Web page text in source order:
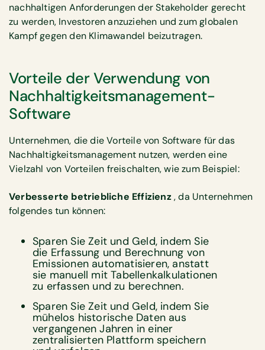
nachhaltigen Anforderungen der Stakeholder gerecht
zu werden, Investoren anzuziehen und zum globalen
Kampf gegen den Klimawandel beizutragen.
Vorteile der Verwendung von
Nachhaltigkeitsmanagement-
Software
Unternehmen, die die Vorteile von Software für das
Nachhaltigkeitsmanagement nutzen, werden eine
Vielzahl von Vorteilen freischalten, wie zum Beispiel:
Verbesserte betriebliche Effizienz, da Unternehmen
folgendes tun können:
Sparen Sie Zeit und Geld, indem Sie
die Erfassung und Berechnung von
Emissionen automatisieren, anstatt
sie manuell mit Tabellenkalkulationen
zu erfassen und zu berechnen.
Sparen Sie Zeit und Geld, indem Sie
mühelos historische Daten aus
vergangenen Jahren in einer
zentralisierten Plattform speichern